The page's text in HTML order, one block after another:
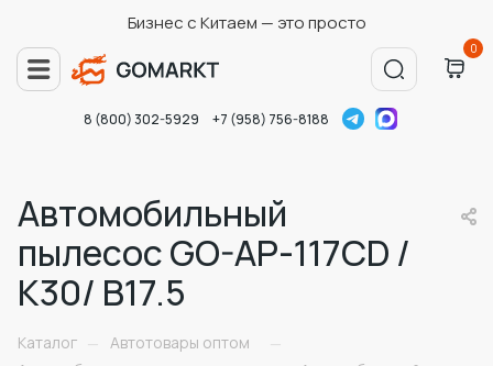
Бизнес с Китаем — это просто
0
8 (800) 302-5929 +7 (958) 756-8188
Автомобильный
пылесос GO-AP-117CD /
К30/ В17.5
Каталог — Автотовары оптом
—